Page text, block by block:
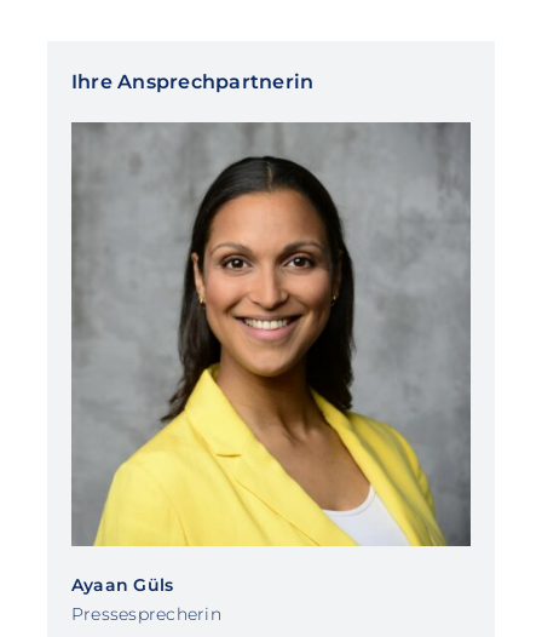
Ihre Ansprechpartnerin
Ayaan Güls
Pressesprecherin